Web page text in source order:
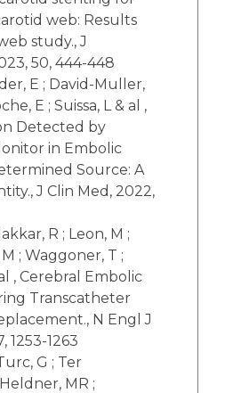
web: Results
study., J
50, 444-448
E ; David-Muller,
E ; Suissa, L & al ,
Detected by
in Embolic
Source: A
J Clin Med, 2022,
R ; Leon, M ;
; Waggoner, T ;
, Cerebral Embolic
Transcatheter
N Engl J
1253-1263
G ; Ter
MR ;